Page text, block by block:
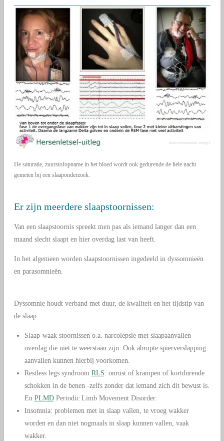
De saturatie, zuurstofopname in het bloed wordt ook gedurende de hele nacht
gemeten bij een slaaponderzoek.
Er zijn meerdere slaapstoornissen:
Van een slaapstoornis spreekt men pas als iemand langer dan een
maand slecht slaapt en hier overdag last van heeft.
In het algemeen worden slaapstoornissen ingedeeld in dyssomnieën
en parasomnieën.
Dyssomnie houdt verband met duur, de kwaliteit en het tijdstip van
de slaap:
Slaap-waak stoornissen o.a. narcolepsie met slaapaanvallen
overdag die niet te weerstaan zijn. Ook abrupte spierverslapping
aanvallen kunnen hierbij voorkomen.
Restless legs syndroom RLS: onrust of krampen of kortdurende
schokken in de benen -zelfs zonder dat iemand zich dit bewust is.
En PLMDPeriodic Limb Movement Disorder.
Insomnia: problemen met in slaap vallen, te vroeg wakker
worden en dan niet nogmaals in slaap kunnen vallen, vaak
wakker.